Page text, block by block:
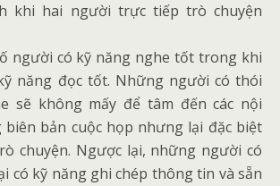
khi hai người trực tiếp trò chuyện
người có kỹ năng nghe tốt trong khi
năng đọc tốt. Những người có thói
sẽ không mấy để tâm đến các nội
bản cuộc họp nhưng lại đặc biệt
chuyện. Ngược lại, những người có
có kỹ năng ghi chép thông tin và sẵn